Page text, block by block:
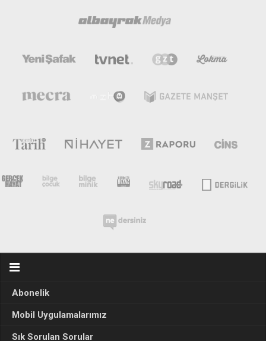
Abonelik
Mobil Uygulamalarımız
Sık Sorulan Sorular